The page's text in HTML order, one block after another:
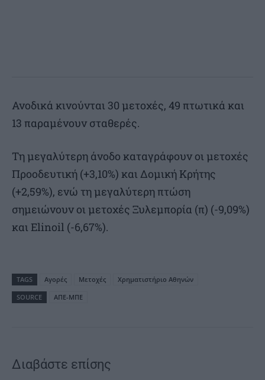
Ανοδικά κινούνται 30 μετοχές, 49 πτωτικά και
13 παραμένουν σταθερές.
Τη μεγαλύτερη άνοδο καταγράφουν οι μετοχές
Προοδευτική (+3,10%) και Δομική Κρήτης
(+2,59%), ενώ τη μεγαλύτερη πτώση
σημειώνουν οι μετοχές Ξυλεμπορία (π) (-9,09%)
και Elinoil (-6,67%).
TAGS Αγορές Μετοχές
Χρηματιστήριο Αθηνών
SOURCE
ΑΠΕ-ΜΠΕ
Διαβάστε επίσης